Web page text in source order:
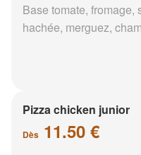
Base tomate, fromage,
hachée, merguez,
Pizza chicken junior
Dès 11.50 €